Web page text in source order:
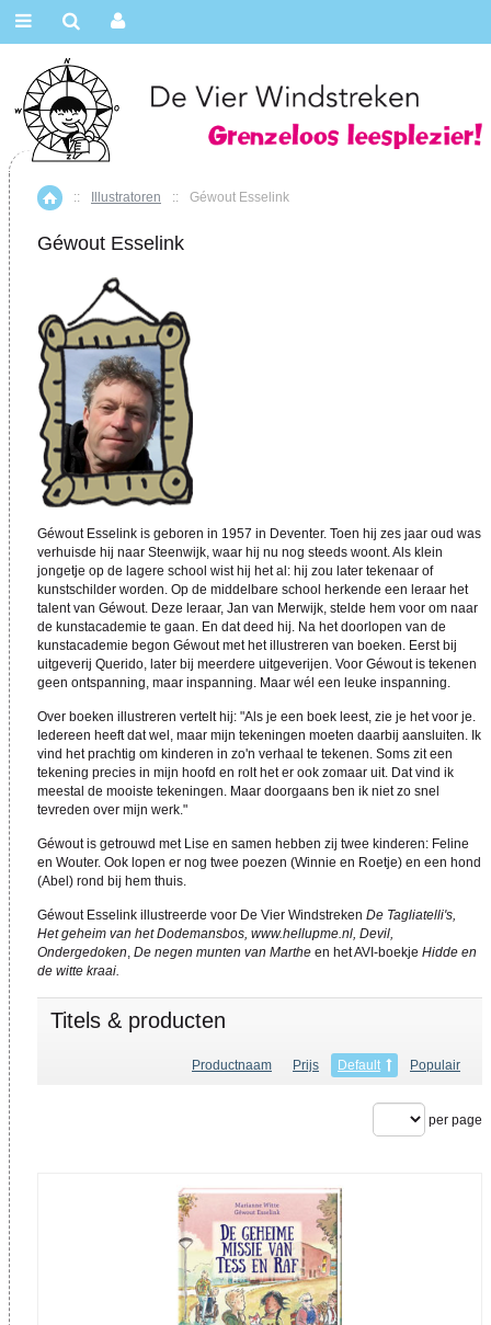
Home
:: Illustratoren :: Géwout Esselink
Géwout Esselink
GéwoutEsselink is geboren in 1957 in Deventer. Toen hij zes jaar oud was
verhuisde hij naar Steenwijk, waar hij nu nog steeds woont. Als klein
jongetje op de lagere school wist hij het al: hij zou later tekenaar of
kunstschilder worden. Op de middelbare school herkende een leraar het
talent van Géwout. Deze leraar, Jan van Merwijk, stelde hem voor om naar
de kunstacademie te gaan. En dat deed hij. Na het doorlopen van de
kunstacademie begon Géwout met het illustreren van boeken. Eerst bij
uitgeverij Querido, later bij meerdere uitgeverijen. Voor Géwoutis tekenen
geen ontspanning, maar inspanning. Maar wél een leuke inspanning.
Over boeken illustreren vertelt hij: "Als je een boek leest, zie je het voor je.
Iedereen heeft dat wel, maar mijn tekeningen moeten daarbij aansluiten. Ik
vind het prachtig om kinderen in zo'n verhaal te tekenen. Soms zit een
tekening precies in mijn hoofd en rolt het er ook zomaar uit. Dat vind ik
meestal de mooiste tekeningen. Maar doorgaans ben ik niet zo snel
tevreden over mijn werk."
Géwout is getrouwd met Lise en samen hebben zij twee kinderen: Feline
en Wouter. Ook lopen er nog twee poezen (Winnie en Roetje) en een hond
(Abel) rond bij hem thuis.
Géwout Esselink illustreerde voor De Vier Windstreken De Tagliatelli's,
Het geheim van het Dodemansbos, www.hellupme.nl, Devil,
Ondergedoken, De negen munten van Marthe en het AVI-boekje Hidde en
de witte kraai.
Titels & producten
Productnaam Prijs Default Populair
per page